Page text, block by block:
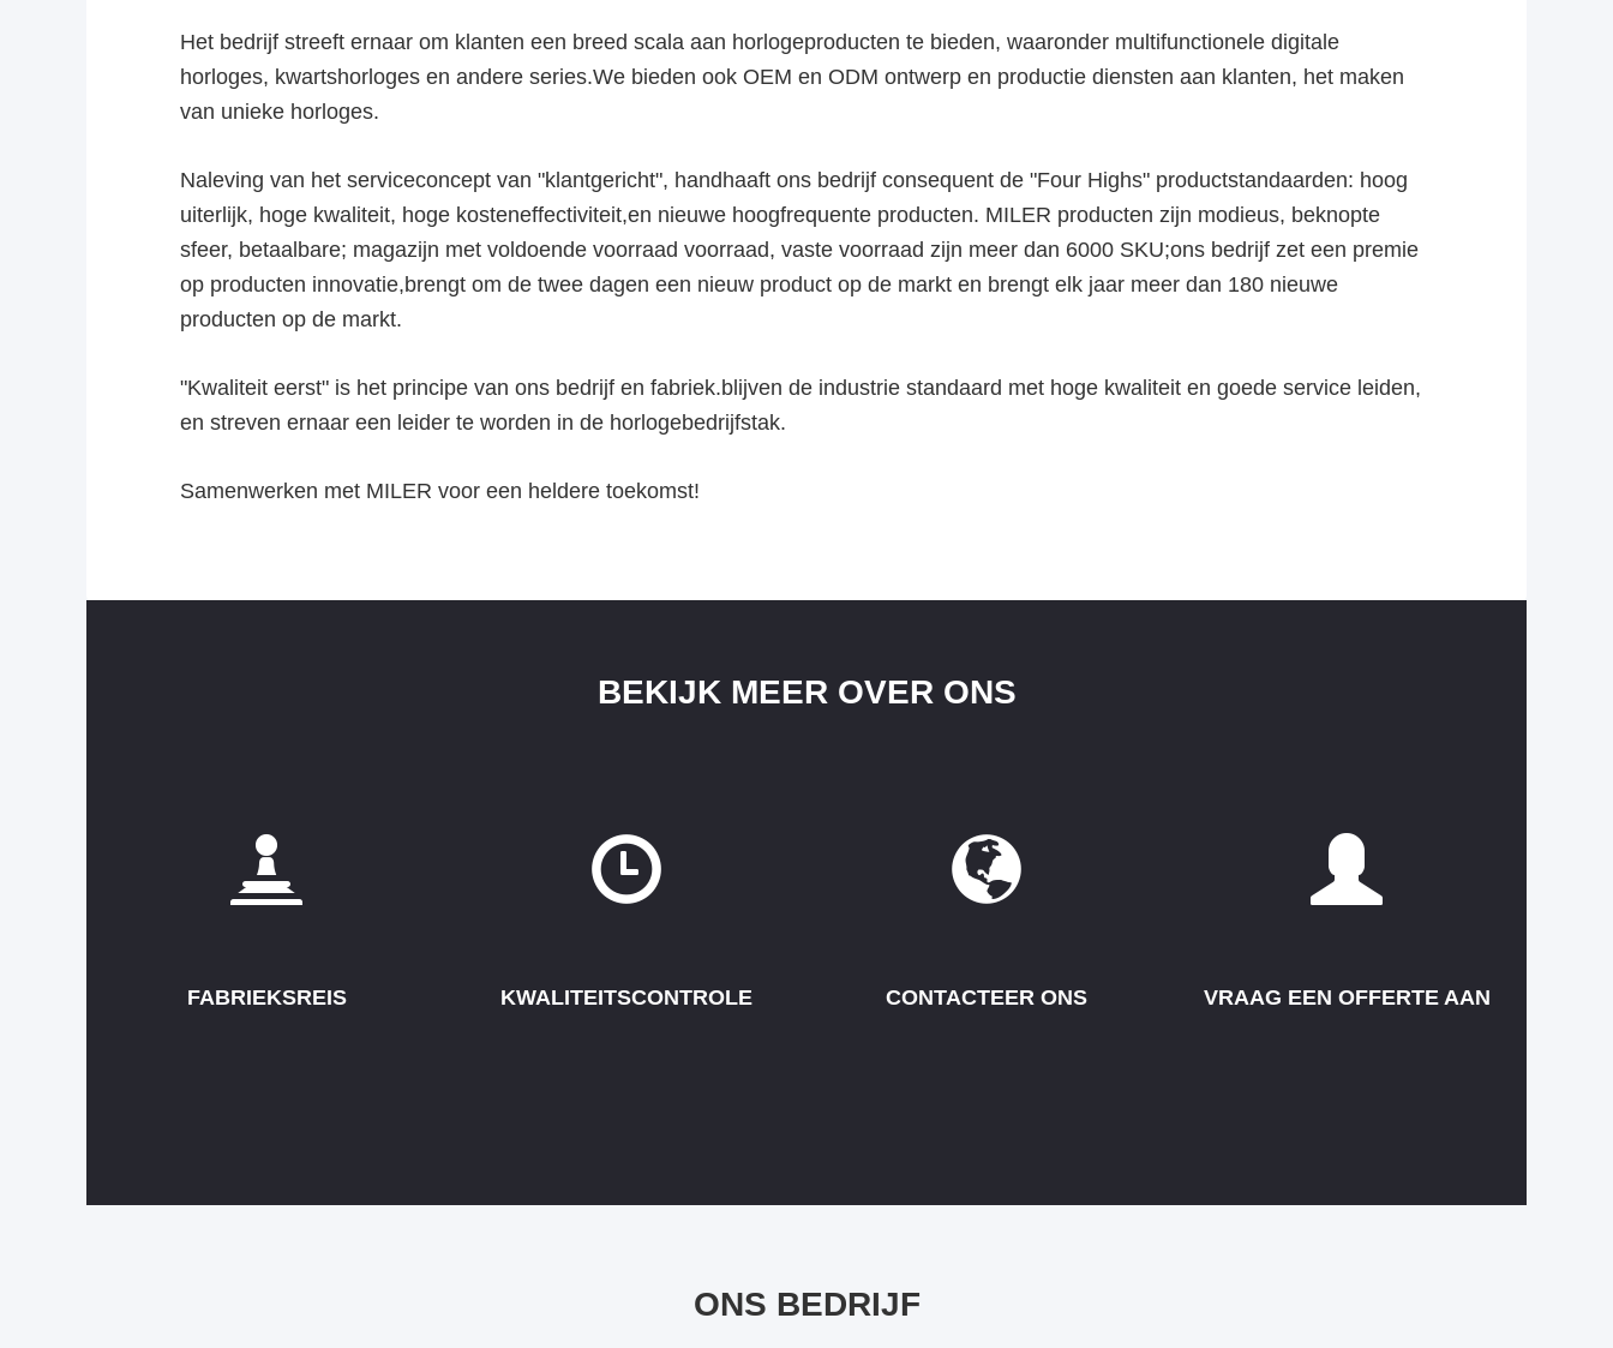
Het bedrijf streeft ernaar om klanten een breed scala aan horlogeproducten te bieden, waaronder multifunctionele digitale
horloges, kwartshorloges en andere series.We bieden ook OEM en ODM ontwerp en productie diensten aan klanten, het maken
van unieke horloges.
Naleving van het serviceconcept van "klantgericht", handhaaft ons bedrijf consequent de "Four Highs" productstandaarden: hoog
uiterlijk, hoge kwaliteit, hoge kosteneffectiviteit,en nieuwe hoogfrequente producten. MILER producten zijn modieus, beknopte
sfeer, betaalbare; magazijn met voldoende voorraad voorraad, vaste voorraad zijn meer dan 6000 SKU;ons bedrijf zet een premie
op producten innovatie,brengt om de twee dagen een nieuw product op de markt en brengt elk jaar meer dan 180 nieuwe
producten op de markt.
"Kwaliteit eerst" is het principe van ons bedrijf en fabriek.blijven de industrie standaard met hoge kwaliteit en goede service leiden,
en streven ernaar een leider te worden in de horlogebedrijfstak.
Samenwerken met MILER voor een heldere toekomst!
BEKIJK MEER OVER ONS
FABRIEKSREIS KWALITEITSCONTROLE CONTACTEER ONS VRAAG EEN OFFERTE AAN
ONS BEDRIJF